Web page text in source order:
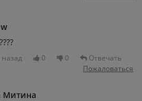
назад 0 0
Отвечать
Пожаловаться
Митина